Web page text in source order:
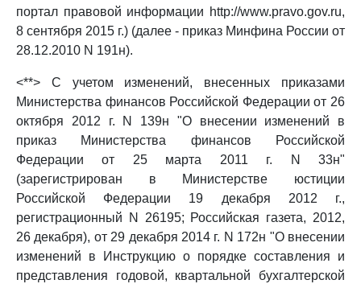
портал правовой информации http://www.pravo.gov.ru,
8 сентября 2015 г.) (далее - приказ Минфина России от
28.12.2010 N 191н).
<**> С учетом изменений, внесенных приказами
Министерства финансов Российской Федерации от 26
октября 2012 г. N 139н "О внесении изменений в
приказ Министерства финансов Российской
Федерации от 25 марта 2011 г. N 33н"
(зарегистрирован в Министерстве юстиции
Российской Федерации 19 декабря 2012 г.,
регистрационный N 26195; Российская газета, 2012,
26 декабря), от 29 декабря 2014 г. N 172н "О внесении
изменений в Инструкцию о порядке составления и
представления годовой, квартальной бухгалтерской